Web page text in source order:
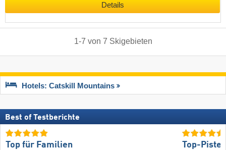
Details
1-7 von 7 Skigebieten
Hotels: Catskill Mountains
Best of Testberichte
Top für Familien Top-